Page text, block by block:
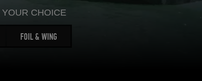
CHOICE
FOIL & WING